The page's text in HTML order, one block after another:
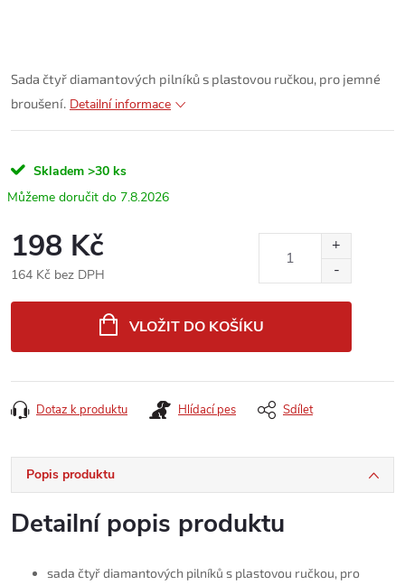
Sada čtyř diamantových pilníků s plastovou ručkou, pro jemné
broušení. Detailní informace
Skladem >30 ks
7.8.2026
198 Kč
164 Kč bez DPH
VLOŽIT DO KOŠÍKU
Dotaz k produktu Hlídací pes Sdílet
Popis produktu
Detailní popis produktu
sada čtyř diamantových pilníků s plastovou ručkou, pro